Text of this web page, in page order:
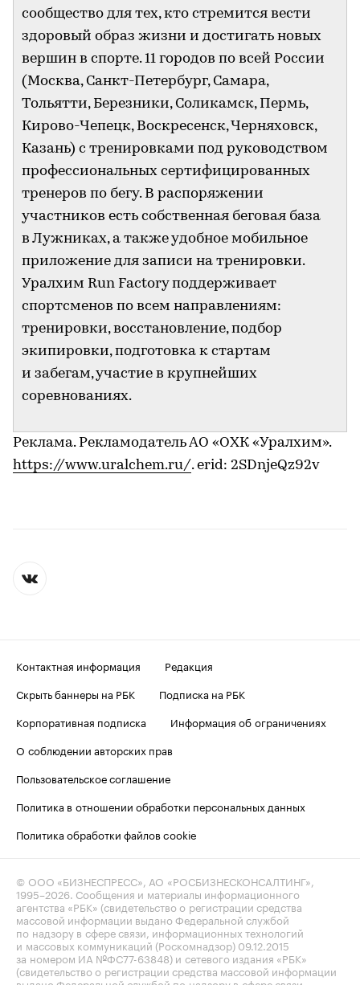
сообщество для тех, кто стремится вести
здоровый образ жизни и достигать новых
вершин в спорте. 11 городов по всей России
(Москва, Санкт-Петербург, Самара,
Тольятти, Березники, Соликамск, Пермь,
Кирово-Чепецк, Воскресенск, Черняховск,
Казань) с тренировками под руководством
профессиональных сертифицированных
тренеров по бегу. В распоряжении
участников есть собственная беговая база
в Лужниках, а также удобное мобильное
приложение для записи на тренировки.
Уралхим Run Factory поддерживает
спортсменов по всем направлениям:
тренировки, восстановление, подбор
экипировки, подготовка к стартам
и забегам, участие в крупнейших
соревнованиях.
Реклама. Рекламодатель АО «ОХК «Уралхим».
https://www.uralchem.ru/. erid: 2SDnjeQz92v
Контактная информация
Редакция
Скрыть баннеры на РБК
Подписка на РБК
Корпоративная подписка
Информация об ограничениях
О соблюдении авторских прав
Пользовательское соглашение
Политика в отношении обработки персональных данных
Политика обработки файлов cookie
© ООО «БИЗНЕСПРЕСС», АО «РОСБИЗНЕСКОНСАЛТИНГ»,
1995–2026. Сообщения и материалы информационного
агентства «РБК» (свидетельство о регистрации средства
массовой информации выдано Федеральной службой
по надзору в сфере связи, информационных технологий
и массовых коммуникаций (Роскомнадзор) 09.12.2015
за номером ИА №ФС77-63848) и сетевого издания «РБК»
(свидетельство о регистрации средства массовой информации